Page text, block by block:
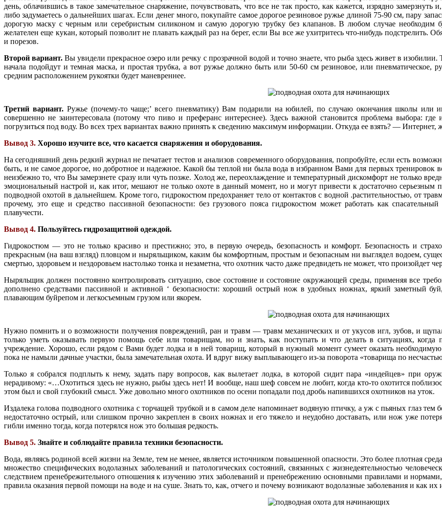
день, облачившись в такое замечательное снаряжение, почувствовать, что все не так просто, как кажется, изрядно
либо задумаетесь о дальнейших шагах. Если денег много, покупайте самое дорогое резиновое ружье длиной 75-90 см, пару
дорогую маску с черным или серебристым силиконом и самую дорогую трубку без клапанов. В любом случае необходим
желателен еще кукан, который позволит не плавать каждый раз на берег, если Вы все же ухитритесь что-нибудь подстрелить.
и порезов.
Второй вариант.Вы увидели прекрасное озеро или речку с прозрачной водой и точно знаете, что рыба здесь живет в
начала подойдут и темная маска, и простая трубка, а вот ружье должно быть или 50-60 см резиновое, или пневматическое,
средним расположением рукоятки будет маневреннее.
Третий вариант. Ружье (почему-то чаще;’ всего пневматику) Вам подарили на юбилей, по случаю окончания школы или
совершенно не заинтересовала (потому что пиво и преферанс интереснее). Здесь важной становится проблема выбора:
погрузиться под воду. Во всех трех вариантах важно принять к сведению максимум информации. Откуда ее взять? — Интернет,
Вывод 3. Хорошо изучите все, что касается снаряжения и оборудования.
На сегодняшний день редкий журнал не печатает тестов и анализов современного оборудования, попробуйте, если есть
быть, и не самое дорогое, но добротное и надежное. Какой бы теплой ни была вода в избранном Вами для первых тренировок
неизбежно то, что Вы замерзнете сразу или чуть позже. Холод же, переохлаждение и температурный дискомфорт не только
эмоциональный настрой и, как итог, мешают не только охоте в данный момент, но и могут привести к достаточно серьезным
подводной охотой в дальнейшем. Кроме того, гидрокостюм предохраняет тело от контактов с водной .растительностью, от
прочему, это еще и средство пассивной безопасности: без грузового пояса гидрокостюм может работать как
плавучести.
Вывод 4. Пользуйтесь гидрозащитной одеждой.
Гидрокостюм — это не только красиво и престижно; это, в первую очередь, безопасность и комфорт. Безопасность и
прекрасным (на ваш взгляд) пловцом и ныряльщиком, каким бы комфортным, простым и безопасным ни выглядел водоем,
смертью, здоровьем и нездоровьем настолько тонка и незаметна, что охотник часто даже предвидеть не может, что произойдет
Ныряльщик должен постоянно контролировать ситуацию, свое состояние и состояние окружающей среды, применяя все
дополнено средствами пассивной и активной ‘ безопасности: хороший острый нож в удобных ножнах, яркий заметный
плавающим буйрепом и легкосъемным грузом или якорем.
Нужно помнить и о возможности получения повреждений, ран и травм — травм механических и от укусов игл, зубов, и
только уметь оказывать первую помощь себе или товарищам, но и знать, как поступать и что делать в ситуациях, когда
учреждение. Хорошо, если рядом с Вами будет лодка и в ней товарищ, который в нужный момент сумеет оказать
пока не намыли дачные участки, была замечательная охота. И вдруг вижу выплывающего из-за поворота «товарища по
Только я собрался подплыть к нему, задать пару вопросов, как вылетает лодка, в которой сидит пара «индейцев» при
нерадивому: «…Охотиться здесь не нужно, рыбы здесь нет! И вообще, наш шеф совсем не любит, когда кто-то охотится
этом был и свой глубокий смысл. Уже довольно много охотников по осени попадали под дробь напившихся охотников на уток.
Издалека голова подводного охотника с торчащей трубкой и в самом деле напоминает водяную птичку, а уж с пьяных глаз тем
недостаточно острый, или слишком прочно закреплен в своих ножнах и его тяжело и неудобно доставать, или нож уже
гибли именно тогда, когда потерялся нож это большая редкость.
Вывод 5. Знайте и соблюдайте правила техники безопасности.
Вода, являясь родиной всей жизни на Земле, тем не менее, является источником повышенной опасности. Это более плотная
множество специфических водолазных заболеваний и патологических состояний, связанных с жизнедеятельностью
следствием пренебрежительного отношения к изучению этих заболеваний и пренебрежению основными правилами и
правила оказания первой помощи на воде и на суше. Знать то, как, отчего и почему возникают водолазные заболевания и как их